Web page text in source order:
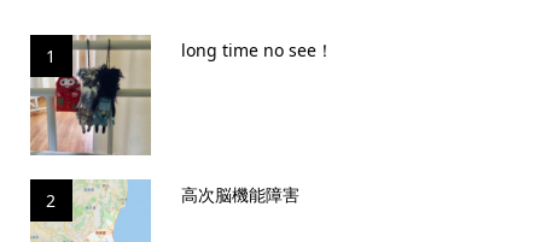
1 long time no see！
2 高次脳機能障害